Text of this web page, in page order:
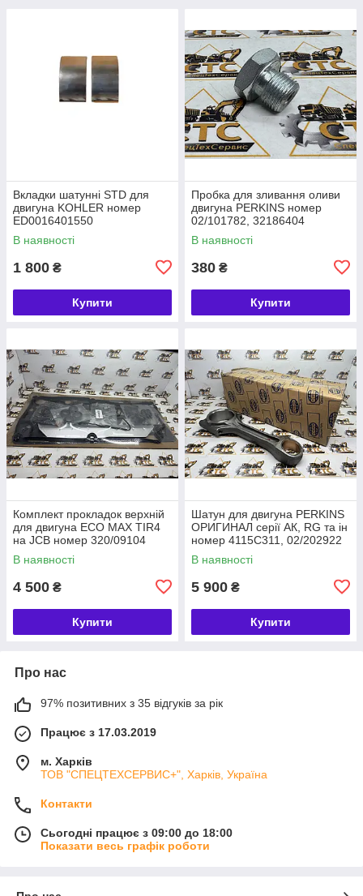
Вкладки шатунні STD для
двигуна KOHLER номер
ED0016401550
В наявності
1 800 ₴
Купити
Пробка для зливання оливи
двигуна PERKINS номер
02/101782, 32186404
В наявності
380 ₴
Купити
Комплект прокладок верхній
для двигуна ECO MAX TIR4
на JCB номер 320/09104
В наявності
4 500 ₴
Купити
Шатун для двигуна PERKINS
ОРИГИНАЛ серії АК, RG та ін
номер 4115C311, 02/202922
В наявності
5 900 ₴
Купити
Про нас
97% позитивних з 35 відгуків за рік
Працює з 17.03.2019
м. Харків
ТОВ "СПЕЦТЕХСЕРВИС+", Харків, Україна
Контакти
Сьогодні працює з 09:00 до 18:00
Показати весь графік роботи